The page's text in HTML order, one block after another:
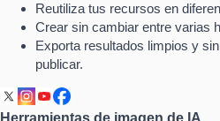
Reutiliza tus recursos en
Crear sin cambiar entre varias
Exporta resultados limpios y
publicar.
Herramientas de imagen de IA